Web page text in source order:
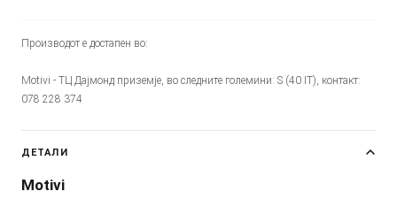
Производот е достапен во:
Motivi - ТЦ Дајмонд приземје, во следните големини: S (40 IT), контакт:
078 228 374
ДЕТАЛИ
Motivi